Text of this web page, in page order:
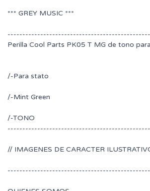
*** GREY MUSIC ***
Perilla Cool Parts PK05 T MG de tono
/-Para stato
/-Mint Green
/-TONO
// IMAGENES DE CARACTER